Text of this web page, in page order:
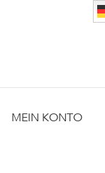
MEIN KONTO